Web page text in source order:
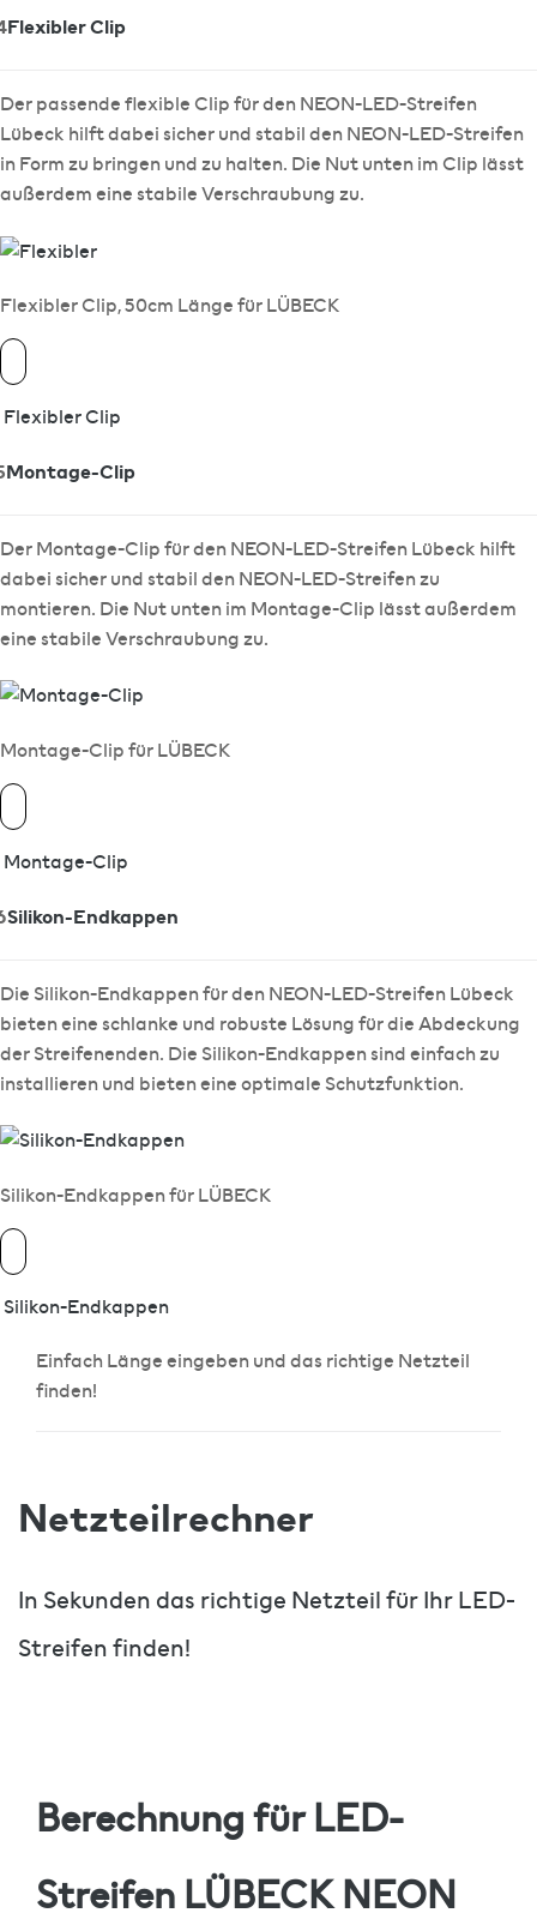
Flexibler Clip
Der passende flexible Clip für den NEON-LED-Streifen
Lübeck hilft dabei sicher und stabil den NEON-LED-Streifen
in Form zu bringen und zu halten. Die Nut unten im Clip lässt
außerdem eine stabile Verschraubung zu.
Flexibler Clip, 50cm Länge für LÜBECK
Flexibler Clip
Montage-Clip
Der Montage-Clip für den NEON-LED-Streifen Lübeck hilft
dabei sicher und stabil den NEON-LED-Streifen zu
montieren. Die Nut unten im Montage-Clip lässt außerdem
eine stabile Verschraubung zu.
Montage-Clip für LÜBECK
Montage-Clip
Silikon-Endkappen
Die Silikon-Endkappen für den NEON-LED-Streifen Lübeck
bieten eine schlanke und robuste Lösung für die Abdeckung
der Streifenenden. Die Silikon-Endkappen sind einfach zu
installieren und bieten eine optimale Schutzfunktion.
Silikon-Endkappen für LÜBECK
Silikon-Endkappen
Einfach Länge eingeben und das richtige Netzteil
finden!
Netzteilrechner
In Sekunden das richtige Netzteil für Ihr LED-
Streifen finden!
Berechnung für LED-
StreifenLÜBECK NEON